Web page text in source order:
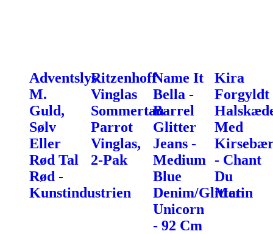
Adventslys
M.
Guld,
Sølv
Eller
Rød Tal
Rød -
Kunstindustrien
Ritzenhoff
Vinglas
Sommertau
Parrot
Vinglas,
2-Pak
Name It
Bella -
Barrel
Glitter
Jeans -
Medium
Blue
Denim/Glitter
Unicorn
- 92 Cm
Kira
Forgyldt
Med
- Chant
Du
Matin